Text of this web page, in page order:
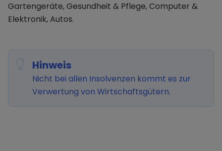
Gartengeräte, Gesundheit & Pflege, Computer &
Elektronik, Autos.
Hinweis
Nicht bei allen Insolvenzen kommt es zur
Verwertung von Wirtschaftsgütern.